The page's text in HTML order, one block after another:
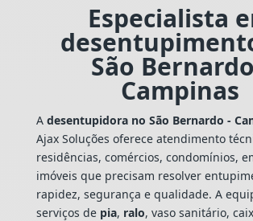
Especialista
São
Campinas
A desentupidora no São Bernardo -
Ajax Soluções oferece atendimento
residências, comércios, condomínios,
imóveis que precisam resolver
rapidez, segurança e qualidade. A
serviços de pia, ralo, vaso sanitário,